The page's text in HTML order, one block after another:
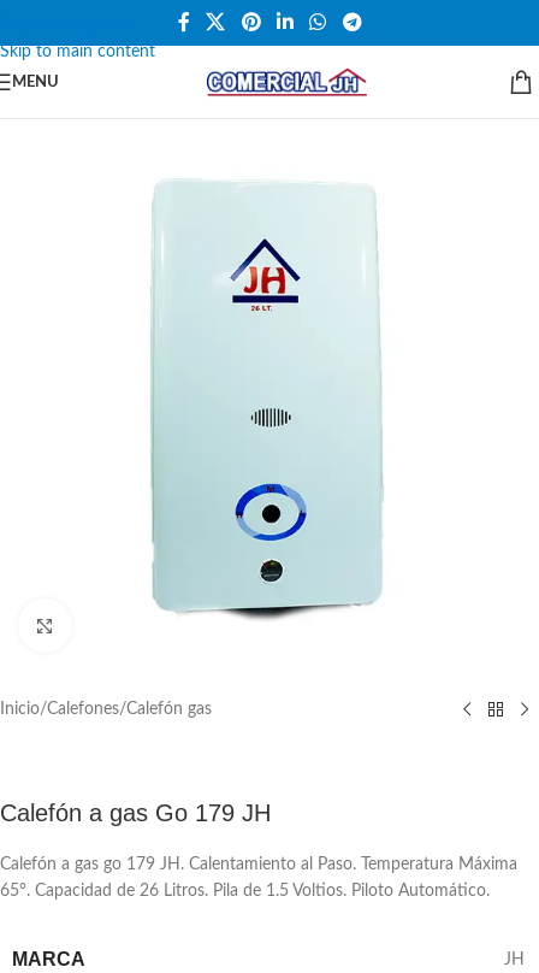
Skip to main content
MENU
Inicio/Calefones/Calefón gas
Calefón a gas Go 179 JH
Calefón a gas go 179 JH. Calentamiento al Paso. Temperatura Máxima
65°. Capacidad de 26 Litros. Pila de 1.5 Voltios. Piloto Automático.
MARCA JH